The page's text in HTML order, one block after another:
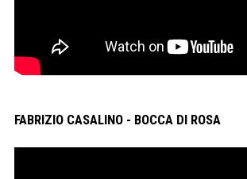
FABRIZIO CASALINO - BOCCA DI ROSA